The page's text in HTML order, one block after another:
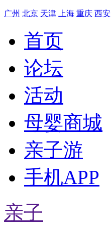
广州 北京 天津 上海 重庆 西安
首页
论坛
活动
母婴商城
亲子游
手机APP
亲子